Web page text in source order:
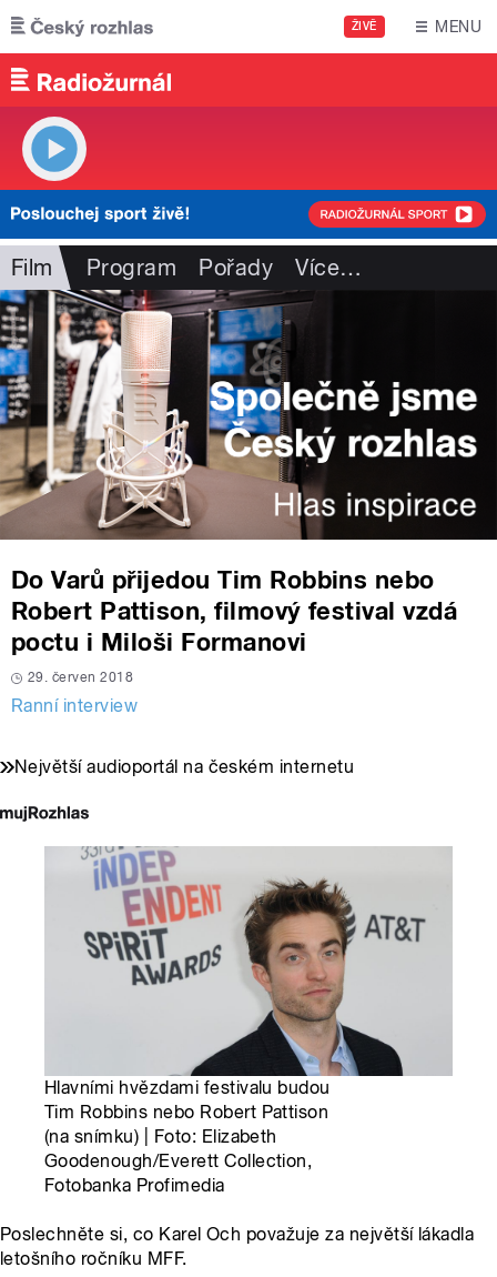
Přejít k hlavnímu obsahu
ŽIVĚ MENU
Film Program Pořady Více…
Do Varů přijedou Tim Robbins nebo
Robert Pattison, filmový festival vzdá
poctu i Miloši Formanovi
29. červen 2018
Ranní interview
Největší audioportál na českém internetu
Hlavními hvězdami festivalu budou
Tim Robbins nebo Robert Pattison
(na snímku) | Foto: Elizabeth
Goodenough/Everett Collection,
Fotobanka Profimedia
Poslechněte si, co Karel Och považuje za největší lákadla
letošního ročníku MFF.